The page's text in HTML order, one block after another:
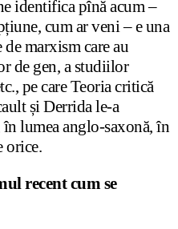
identifica pînă acum –
cum ar veni – e una
marxism care au
de gen, a studiilor
pe care Teoria critică
și Derrida le-a
lumea anglo-saxonă, în
orice.
recent cum se